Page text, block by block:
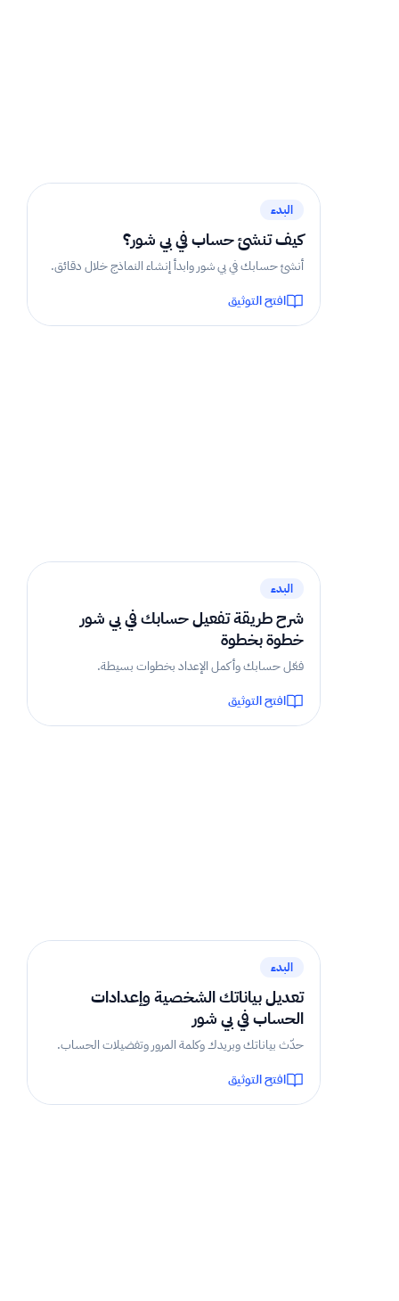
البدء
كيف تنشئ حساب في بي شور؟
أنشئ حسابك في بي شور وابدأ إنشاء النماذج خلال دقائق.
افتح التوثيق
البدء
شرح طريقة تفعيل حسابك في بي شور
خطوة بخطوة
فعّل حسابك وأكمل الإعداد بخطوات بسيطة.
افتح التوثيق
البدء
تعديل بياناتك الشخصية وإعدادات
الحساب في بي شور
حدّث بياناتك وبريدك وكلمة المرور وتفضيلات الحساب.
افتح التوثيق